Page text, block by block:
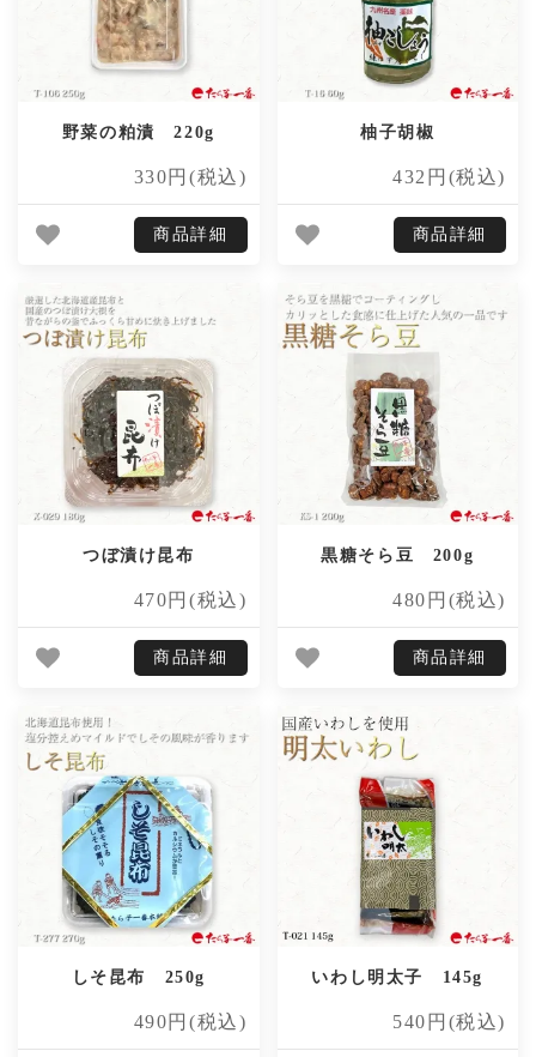
野菜の粕漬 220g
330円(税込)
商品詳細
柚子胡椒
432円(税込)
商品詳細
つぼ漬け昆布
470円(税込)
商品詳細
黒糖そら豆 200g
480円(税込)
商品詳細
しそ昆布 250g
490円(税込)
いわし明太子 145g
540円(税込)